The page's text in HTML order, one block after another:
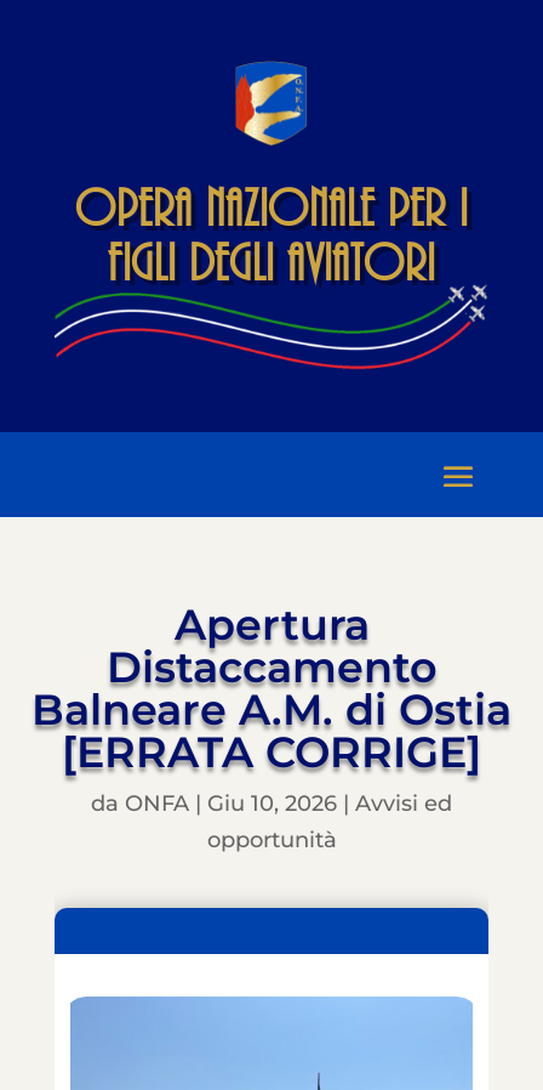
Opera Nazionale per i
Figli degli Aviatori
Apertura
Distaccamento
Balneare A.M. di Ostia
[ERRATA CORRIGE]
da ONFA | Giu 10, 2026 | Avvisi ed
opportunità